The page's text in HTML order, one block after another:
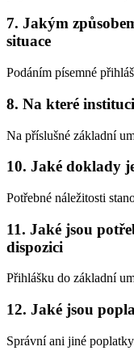
7. Jakým
situace
Podáním písemné
8. Na které
Na příslušné základní
10. Jaké doklady
Potřebné náležitosti
11. Jaké jsou
dispozici
Přihlášku do základní
12. Jaké jsou
Správní ani jiné